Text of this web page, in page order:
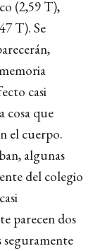
(2,59 T),
T). Se
casi
cosa que
el cuerpo.
algunas
del colegio
parecen dos
seguramente